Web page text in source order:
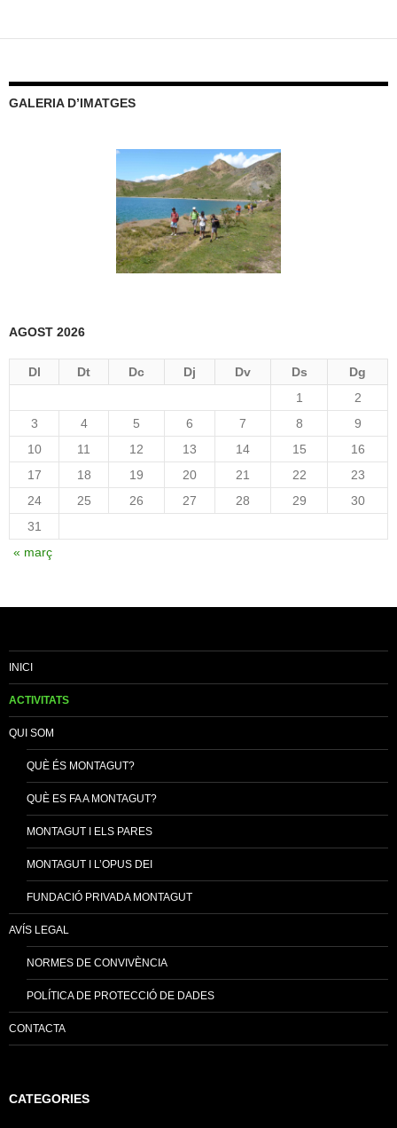
GALERIA D’IMATGES
AGOST 2026
Dl Dt Dc Dj Dv Ds
Dg
1
2
3
4 5 6 7 8
9
10
11 12 13 14 15
16
17
18 19 20 21 22
23
24
25 26 27 28 29
30
31
« març
INICI
ACTIVITATS
QUI SOM
QUÈ ÉS MONTAGUT?
QUÈ ES FA A MONTAGUT?
MONTAGUT I ELS PARES
MONTAGUT I L’OPUS DEI
FUNDACIÓ PRIVADA MONTAGUT
AVÍS LEGAL
NORMES DE CONVIVÈNCIA
POLÍTICA DE PROTECCIÓ DE DADES
CONTACTA
CATEGORIES